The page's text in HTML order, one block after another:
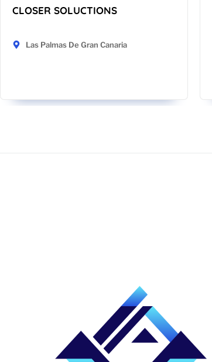
CLOSER SOLUCTIONS
Las Palmas De Gran Canaria